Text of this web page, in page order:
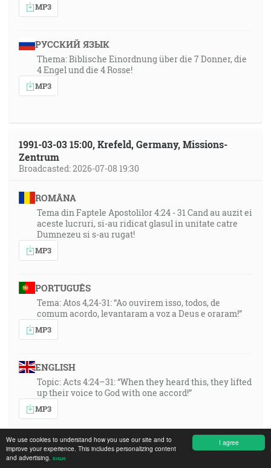
I agree
We use cookies to understand how you use our site and to
improve your experience. This includes personalizing content
and advertising. више
MP3
РУССКИЙ ЯЗЫК
Thema: Biblische Einordnung über die 7 Donner, die
4 Engel und die 4 Rosse!
MP3
1991-03-03 15:00, Krefeld, Germany, Missions-
Zentrum
Broadcasted: 2026-07-08 19:30
ROMÂNA
Tema din Faptele Apostolilor 4:24 - 31 Cand au auzit ei
aceste lucruri, si-au ridicat glasul in unitate catre
Dumnezeu si s-au rugat!
MP3
PORTUGUÊS
Tema: Atos 4,24-31: “Ao ouvirem isso, todos, de
comum acordo, levantaram a voz a Deus e oraram!”
MP3
ENGLISH
Topic: Acts 4:24–31: “When they heard this, they lifted
up their voice to God with one accord!”
MP3
DEUTSCH
Thema: Apg. 4,24-31: Als jene es vernommen hatten,